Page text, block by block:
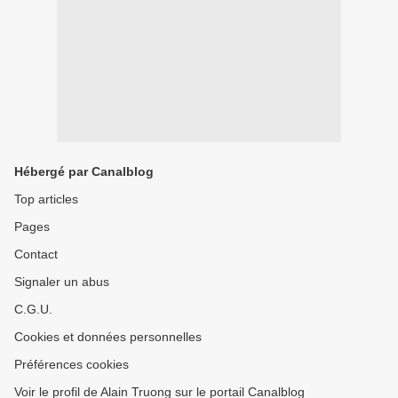
Hébergé par Canalblog
Top articles
Pages
Contact
Signaler un abus
C.G.U.
Cookies et données personnelles
Préférences cookies
Voir le profil de Alain Truong sur le portail Canalblog